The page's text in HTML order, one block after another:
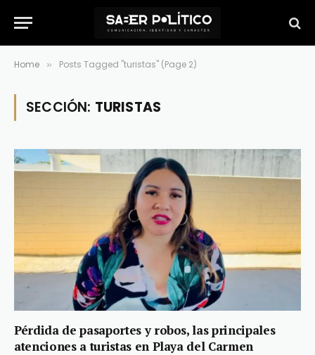
Home » Posts Tagged "turistas" (Page 2)
SECCIÓN: TURISTAS
Pérdida de pasaportes y robos, las principales
atenciones a turistas en Playa del Carmen